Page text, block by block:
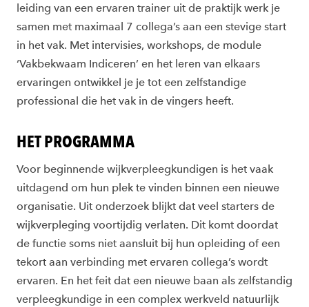
leiding van een ervaren trainer uit de praktijk werk je
samen met maximaal 7 collega’s aan een stevige start
in het vak. Met intervisies, workshops, de module
‘Vakbekwaam Indiceren’ en het leren van elkaars
ervaringen ontwikkel je je tot een zelfstandige
professional die het vak in de vingers heeft.
HET PROGRAMMA
Voor beginnende wijkverpleegkundigen is het vaak
uitdagend om hun plek te vinden binnen een nieuwe
organisatie. Uit onderzoek blijkt dat veel starters de
wijkverpleging voortijdig verlaten. Dit komt doordat
de functie soms niet aansluit bij hun opleiding of een
tekort aan verbinding met ervaren collega’s wordt
ervaren. En het feit dat een nieuwe baan als zelfstandig
verpleegkundige in een complex werkveld natuurlijk